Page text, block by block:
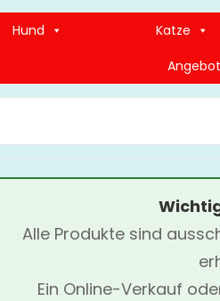
Hund Katze
Alle Produkte sind
Ein Online-Verkauf